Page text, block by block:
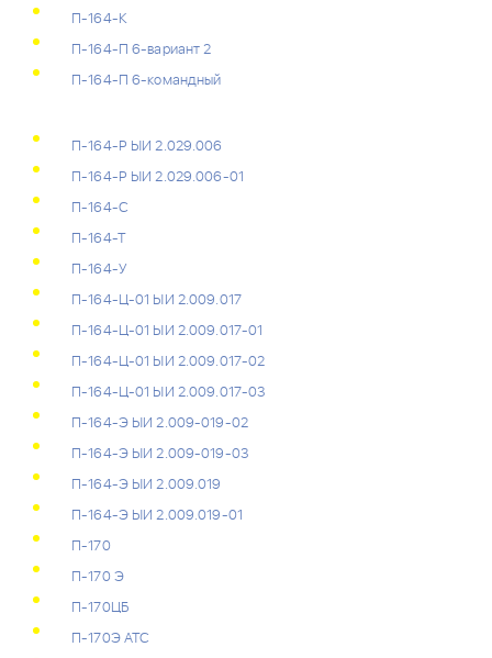
П-164-К
П-164-П 6-вариант 2
П-164-П 6-командный
П-164-Р ЫИ 2.029.006
П-164-Р ЫИ 2.029.006-01
П-164-С
П-164-Т
П-164-У
П-164-Ц-01 ЫИ 2.009.017
П-164-Ц-01 ЫИ 2.009.017-01
П-164-Ц-01 ЫИ 2.009.017-02
П-164-Ц-01 ЫИ 2.009.017-03
П-164-Э ЫИ 2.009-019-02
П-164-Э ЫИ 2.009-019-03
П-164-Э ЫИ 2.009.019
П-164-Э ЫИ 2.009.019-01
П-170
П-170 Э
П-170ЦБ
П-170Э АТС